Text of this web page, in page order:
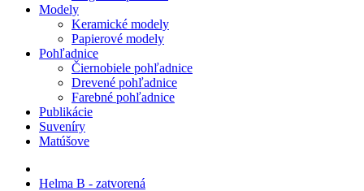
Modely
Keramické modely
Papierové modely
Pohľadnice
Čiernobiele pohľadnice
Drevené pohľadnice
Farebné pohľadnice
Publikácie
Suveníry
Matúšove
Helma B - zatvorená